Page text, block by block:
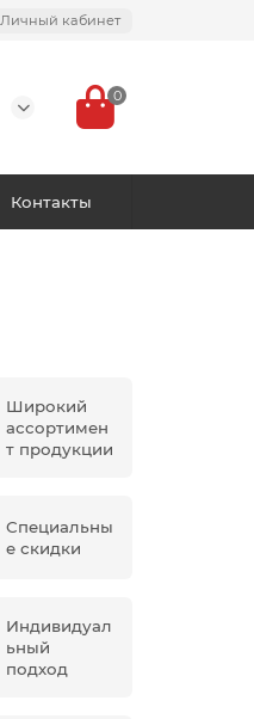
Личный кабинет
0
Контакты
Широкий
ассортимен
т продукции
Специальны
е скидки
Индивидуал
ьный
подход